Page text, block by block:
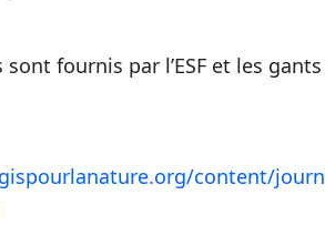
fournis par l’ESF et les gants
content/